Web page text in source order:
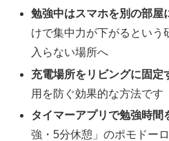
勉強中はスマホを別の部屋
けで集中力が下がるという
入らない場所へ
充電場所をリビングに固定
用を防ぐ効果的な方法です
タイマーアプリで勉強時間
強・5分休憩」のポモドー